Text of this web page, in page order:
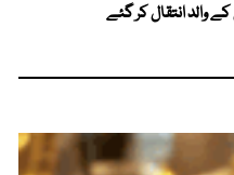
والد انتقال کر گئے